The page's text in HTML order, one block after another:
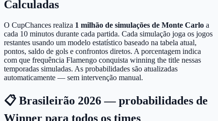
Calculadas
O CupChances realiza 1 milhão de simulações de Monte Carlo a
cada 10 minutos durante cada partida. Cada simulação joga os jogos
restantes usando um modelo estatístico baseado na tabela atual,
pontos, saldo de gols e confrontos diretos. A porcentagem indica
com que frequência Flamengo conquista winning the title nessas
temporadas simuladas. As probabilidades são atualizadas
automaticamente — sem intervenção manual.
📋 Brasileirão 2026 — probabilidades de
Winner para todos os times